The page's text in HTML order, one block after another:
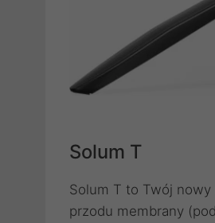
Solum T
Solum T to Twój nowy
przodu membrany